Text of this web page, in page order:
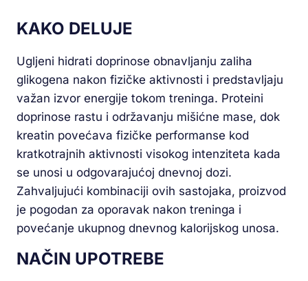
KAKO DELUJE
Ugljeni hidrati doprinose obnavljanju zaliha
glikogena nakon fizičke aktivnosti i predstavljaju
važan izvor energije tokom treninga. Proteini
doprinose rastu i održavanju mišićne mase, dok
kreatin povećava fizičke performanse kod
kratkotrajnih aktivnosti visokog intenziteta kada
se unosi u odgovarajućoj dnevnoj dozi.
Zahvaljujući kombinaciji ovih sastojaka, proizvod
je pogodan za oporavak nakon treninga i
povećanje ukupnog dnevnog kalorijskog unosa.
NAČIN UPOTREBE